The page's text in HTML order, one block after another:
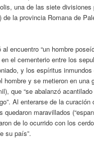
una de las siete divisiones
de la provincia Romana de
encuentro “un hombre
el cementerio entre los
y los espíritus
hombre y se metieron en una
que “se abalanzó
Al enterarse de la curación
quedaron maravillados
de lo ocurrido con los
su país”.